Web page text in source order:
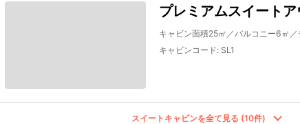
プレミアムスイート
キャビン面積25㎡／バルコニー6㎡
キャビンコード: SL1
スイートキャビンを全て見る (10件)